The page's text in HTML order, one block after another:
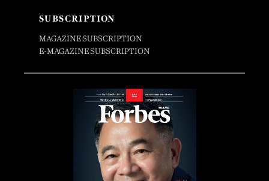
SUBSCRIPTION
MAGAZINE SUBSCRIPTION
E-MAGAZINE SUBSCRIPTION